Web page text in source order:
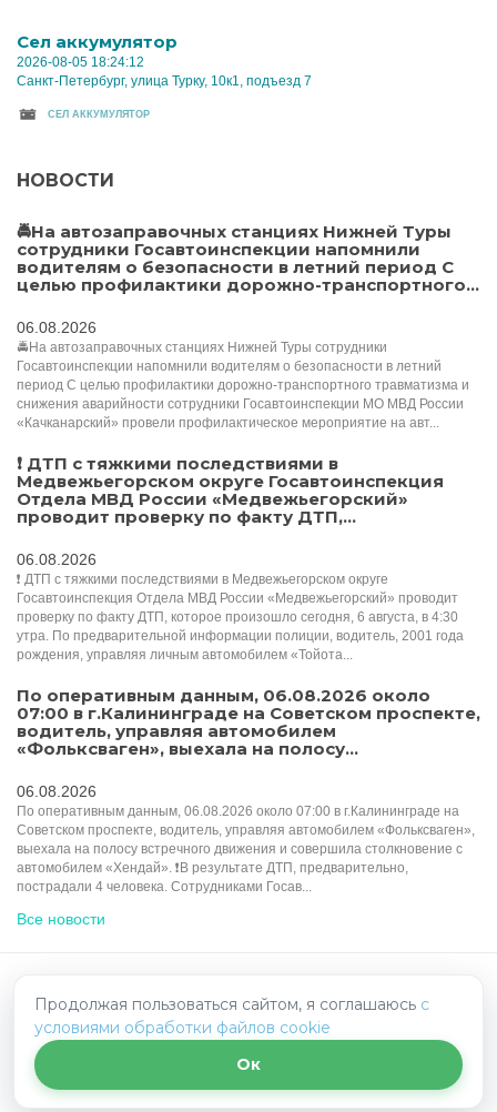
Cел аккумулятор
2026-08-05 18:24:12
Санкт-Петербург, улица Турку, 10к1, подъезд 7
CЕЛ АККУМУЛЯТОР
НОВОСТИ
🚔На автозаправочных станциях Нижней Туры
сотрудники Госавтоинспекции напомнили
водителям о безопасности в летний период С
целью профилактики дорожно-транспортного...
06.08.2026
🚔На автозаправочных станциях Нижней Туры сотрудники
Госавтоинспекции напомнили водителям о безопасности в летний
период С целью профилактики дорожно-транспортного травматизма и
снижения аварийности сотрудники Госавтоинспекции МО МВД России
«Качканарский» провели профилактическое мероприятие на авт...
❗ ДТП с тяжкими последствиями в
Медвежьегорском округе Госавтоинспекция
Отдела МВД России «Медвежьегорский»
проводит проверку по факту ДТП,...
06.08.2026
❗ ДТП с тяжкими последствиями в Медвежьегорском округе
Госавтоинспекция Отдела МВД России «Медвежьегорский» проводит
проверку по факту ДТП, которое произошло сегодня, 6 августа, в 4:30
утра. По предварительной информации полиции, водитель, 2001 года
рождения, управляя личным автомобилем «Тойота...
По оперативным данным, 06.08.2026 около
07:00 в г.Калининграде на Советском проспекте,
водитель, управляя автомобилем
«Фольксваген», выехала на полосу...
06.08.2026
По оперативным данным, 06.08.2026 около 07:00 в г.Калининграде на
Советском проспекте, водитель, управляя автомобилем «Фольксваген»,
выехала на полосу встречного движения и совершила столкновение с
автомобилем «Хендай». ❗️В результате ДТП, предварительно,
пострадали 4 человека. Сотрудниками Госав...
Все новости
HelpRadar.ru - взаимопомощь на дорогах
Политика конфиденциальности
Написать нам
Продолжая пользоваться сайтом, я соглашаюсь с
условиями обработки файлов cookie
Ок